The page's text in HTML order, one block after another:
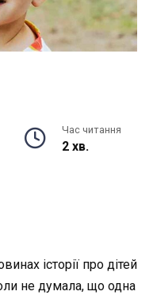
Час читання
2 хв.
історії про дітей
не думала, що одна